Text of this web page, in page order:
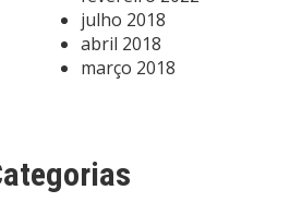
julho 2018
abril 2018
março 2018